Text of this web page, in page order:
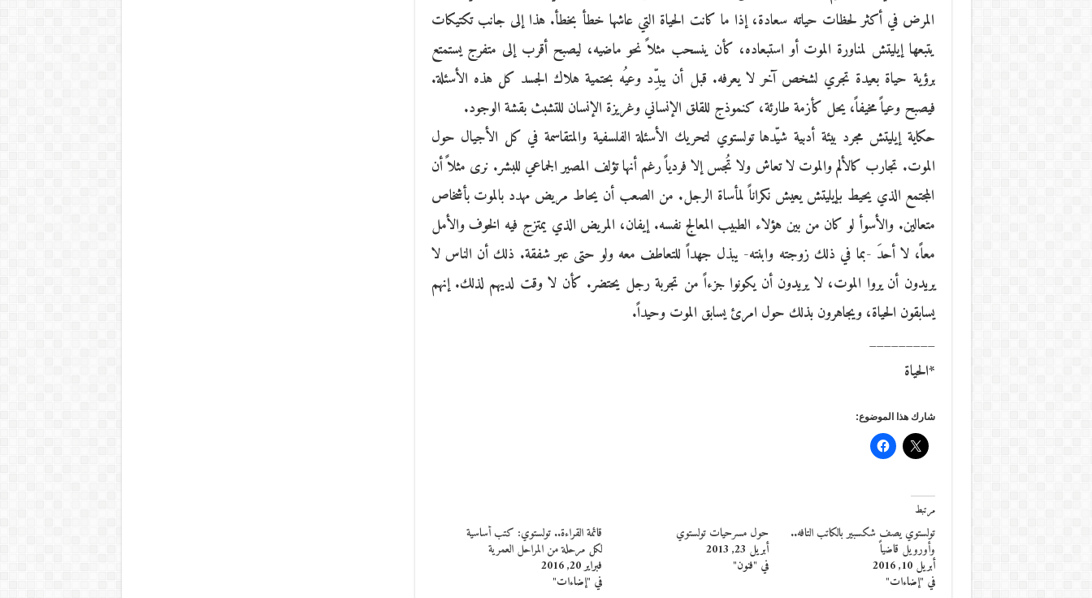
المرض في أكثر لحظات حياته سعادة، إذا ما كانت الحياة التي عاشها خطأ بخطأ. هذا إلى جانب تكتيكات
يتبعها إيليتش لمناورة الموت أو استبعاده، كأن ينسحب مثلاً نحو ماضيه، ليصبح أقرب إلى متفرج يستمتع
برؤية حياة بعيدة تجري لشخص آخر لا يعرفه. قبل أن يبدِّد وعيُه بحتمية هلاك الجسد كل هذه الأسئلة.
فيصبح وعياً مخيفاً، يحل كأزمة طارئة، كنموذج للقلق الإنساني وغريزة الإنسان للتشبث بقشة الوجود.
حكاية إيليتش مجرد بيئة أدبية شيّدها تولستوي لتحريك الأسئلة الفلسفية والمتقاسمة في كل الأجيال حول
الموت. تجارب كالألم والموت لا تعاش ولا تُجس إلا فردياً رغم أنها تؤلف المصير الجماعي للبشر. نرى مثلاً أن
المجتمع الذي يحيط بإيليتش يعيش نكراناً لمأساة الرجل. من الصعب أن يحاط مريض مهدد بالموت بأشخاص
متعالين. والأسوأ لو كان من بين هؤلاء الطبيب المعالج نفسه. إيفان، المريض الذي يمتزج فيه الخوف والأمل
معاً، لا أحدَ -بما في ذلك زوجته وابنته- يبذل جهداً للتعاطف معه ولو حتى عبر شفقة. ذلك أن الناس لا
يريدون أن يروا الموت، لا يريدون أن يكونوا جزءاً من تجربة رجل يحتضر. كأن لا وقت لديهم لذلك. إنهم
يسابقون الحياة، ويجاهرون بذلك حول امرئ يسابق الموت وحيداً.
_________
*الحياة
شارك هذا الموضوع:
مرتبط
تولستوي يصف شكسبير بالكاتب التافه..
وأورويل قاضياً
أبريل 10, 2016
في "إضاءات"
حول مسرحيات تولستوي
أبريل 23, 2013
في "فنون"
قائمة القراءة.. تولستوي: كتب أساسية
لكل مرحلة من المراحل العمرية
فبراير 20, 2016
في "إضاءات"